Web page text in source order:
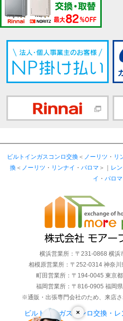
×
ビルトインガスコンロ交換 ＜ ノーリツ ・ リ
換 ＜ ノーリツ ・ リンナイ ・ パロマ ＞｜ レ
イ ・ パロマ
横浜営業所：〒231-0868 横浜
相模原営業所：〒252-0314 神奈
町田営業所：〒194-0045 東京
福岡営業所：〒816-0905 福岡
※通販・出張専門会社のため、来店さ
ビルトインガスコンロ交換・レ